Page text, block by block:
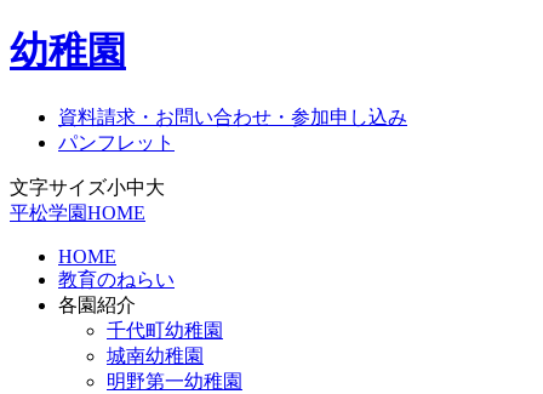
幼稚園
資料請求・お問い合わせ・参加申し込み
パンフレット
文字サイズ小中大
平松学園HOME
HOME
教育のねらい
各園紹介
千代町幼稚園
城南幼稚園
明野第一幼稚園